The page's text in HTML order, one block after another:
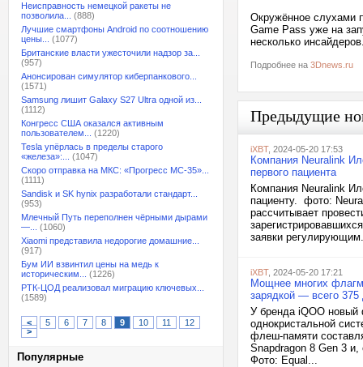
Неисправность немецкой ракеты не
позволила...
(888)
Лучшие смартфоны Android по соотношению
цены...
(1077)
Британские власти ужесточили надзор за...
(957)
Анонсирован симулятор киберпанкового...
(1571)
Samsung лишит Galaxy S27 Ultra одной из...
(1112)
Конгресс США оказался активным
пользователем...
(1220)
Tesla упёрлась в пределы старого
«железа»:...
(1047)
Скоро отправка на МКС: «Прогресс МС-35»...
(1111)
Sandisk и SK hynix разработали стандарт...
(953)
Млечный Путь переполнен чёрными дырами
—...
(1060)
Xiaomi представила недорогие домашние...
(917)
Бум ИИ взвинтил цены на медь к
историческим...
(1226)
РТК-ЦОД реализовал миграцию ключевых...
(1589)
< 5 6 7 8 9 10 11
12
>
Популярные
Окружённое слухами
Game Pass уже на
несколько
Подробнее на 3Dnews.ru
Предыдущие
iXBT, 2024-05-20 17:53
Компания Neuralink
первого пациента
Компания Neuralink
пациенту. фото:
рассчитывает
заявки
iXBT, 2024-05-20 17:21
Мощнее многих
зарядкой — всего
У бренда iQOO
однокристальной
флеш-памяти
Snapdragon 8 Gen 3
Фото: Equal...